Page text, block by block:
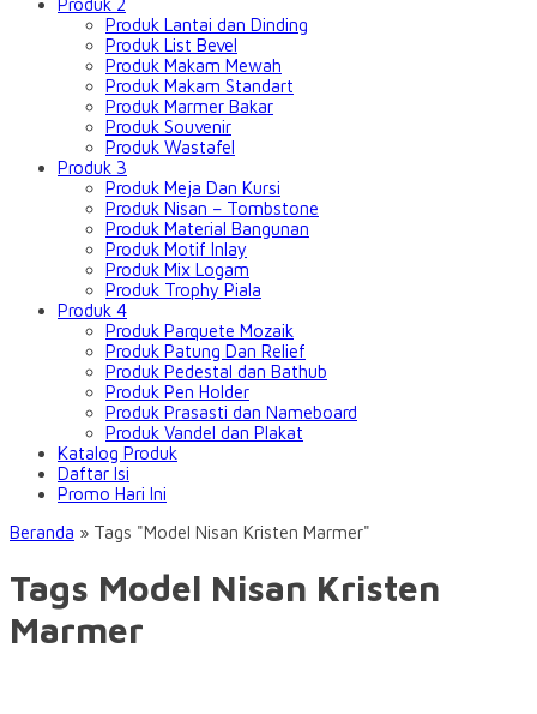
Produk 2
Produk Lantai dan Dinding
Produk List Bevel
Produk Makam Mewah
Produk Makam Standart
Produk Marmer Bakar
Produk Souvenir
Produk Wastafel
Produk 3
Produk Meja Dan Kursi
Produk Nisan – Tombstone
Produk Material Bangunan
Produk Motif Inlay
Produk Mix Logam
Produk Trophy Piala
Produk 4
Produk Parquete Mozaik
Produk Patung Dan Relief
Produk Pedestal dan Bathub
Produk Pen Holder
Produk Prasasti dan Nameboard
Produk Vandel dan Plakat
Katalog Produk
Daftar Isi
Promo Hari Ini
Beranda » Tags "Model Nisan Kristen Marmer"
Tags Model Nisan Kristen
Marmer